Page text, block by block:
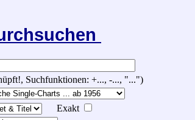
Suchfunktionen: +..., -..., "...")
Exakt